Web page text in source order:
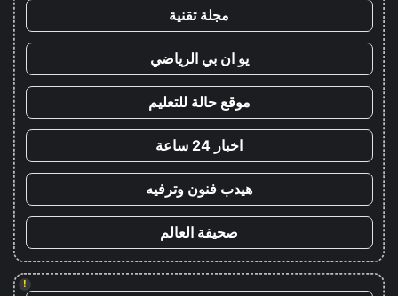
مجلة تقنية
يو ان بي الرياضي
موقع حالة للتعليم
اخبار 24 ساعة
هيدب فنون وترفيه
صحيفة العالم
!